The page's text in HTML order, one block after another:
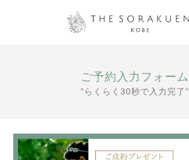
ご予約入力フォーム
"らくらく30秒で入力完了"